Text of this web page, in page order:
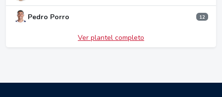
Pedro Porro 12
Ver plantel completo